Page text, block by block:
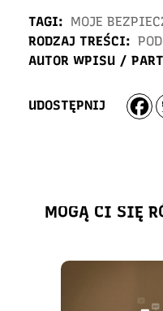
TAGI: MOJE
RODZAJ TREŚCI:
AUTOR WPISU /
UDOSTĘPNIJ
MOGĄ CI SIĘ